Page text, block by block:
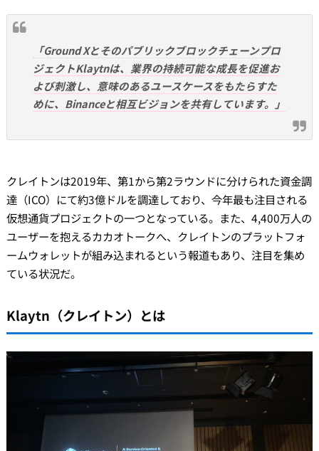
「Ground Xとそのパブリックブロックチェーンプロ
ジェクトKlaytnは、業界の持続可能な成長を促進お
よび刺激し、意味のあるユースケースをもたらすた
めに、Binanceと相互ビジョンを共有しています。」
クレイトンは2019年、第1から第2ラウンドに分けられた資金調
達（ICO）にて約3億ドルを調達しており、今年最も注目される
仮想通貨プロジェクトの一つとなっている。また、4,400万人の
ユーザーを抱えるカカオトークへ、クレイトンのプラットフォ
ームウォレットが組み込まれるという報道もあり、注目を集め
ている状況だ。
Klaytn（クレイトン）とは